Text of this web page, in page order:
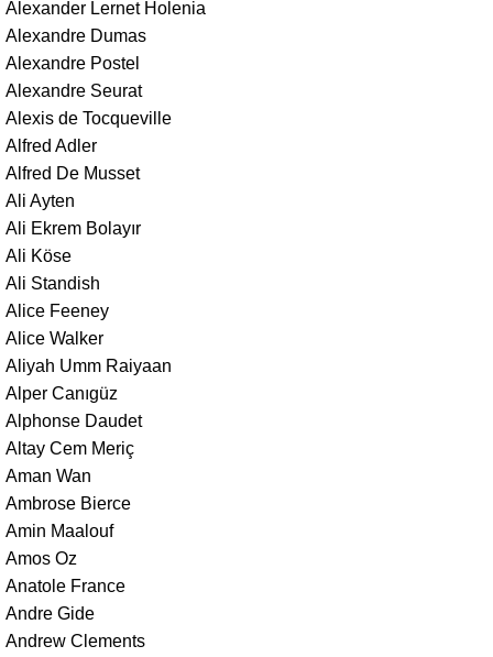
Alexander Lernet Holenia
Alexandre Dumas
Alexandre Postel
Alexandre Seurat
Alexis de Tocqueville
Alfred Adler
Alfred De Musset
Ali Ayten
Ali Ekrem Bolayır
Ali Köse
Ali Standish
Alice Feeney
Alice Walker
Aliyah Umm Raiyaan
Alper Canıgüz
Alphonse Daudet
Altay Cem Meriç
Aman Wan
Ambrose Bierce
Amin Maalouf
Amos Oz
Anatole France
Andre Gide
Andrew Clements